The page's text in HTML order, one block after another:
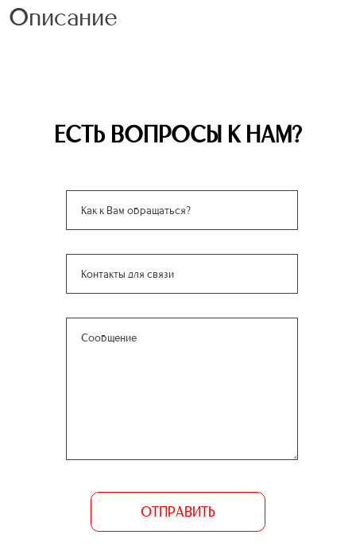
Описание
ЕСТЬ ВОПРОСЫ К НАМ?
ОТПРАВИТЬ